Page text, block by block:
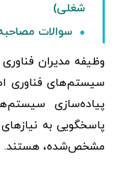
شغلی)
سوالات
سیستم‌های فناوری
پیاده‌سازی
پاسخگویی به
مشخص‌شده، هستند.